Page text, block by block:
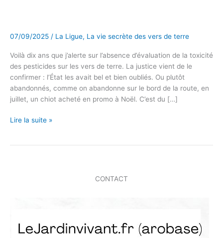
07/09/2025 / La Ligue, La vie secrète des vers de terre
Voilà dix ans que j’alerte sur l’absence d’évaluation de la toxicité
des pesticides sur les vers de terre. La justice vient de le
confirmer : l’État les avait bel et bien oubliés. Ou plutôt
abandonnés, comme on abandonne sur le bord de la route, en
juillet, un chiot acheté en promo à Noël. C’est du […]
Victoire
justice
Lire la suite »
CONTACT